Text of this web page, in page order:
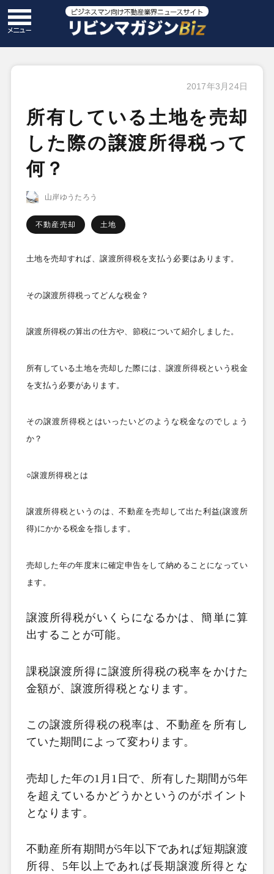
2017年3月24日
所有している土地を売却
した際の譲渡所得税って
何？
山岸ゆうたろう
不動産売却 土地
土地を売却すれば、譲渡所得税を支払う必要はあります。
その譲渡所得税ってどんな税金？
譲渡所得税の算出の仕方や、節税について紹介しました。
所有している土地を売却した際には、譲渡所得税という税金
を支払う必要があります。
その譲渡所得税とはいったいどのような税金なのでしょう
か？
○譲渡所得税とは
譲渡所得税というのは、不動産を売却して出た利益(譲渡所
得)にかかる税金を指します。
売却した年の年度末に確定申告をして納めることになってい
ます。
譲渡所得税がいくらになるかは、簡単に算
出することが可能。
課税譲渡所得に譲渡所得税の税率をかけた
金額が、譲渡所得税となります。
この譲渡所得税の税率は、不動産を所有し
ていた期間によって変わります。
売却した年の1 月1 日で、所有した期間が5年
を超えているかどうかというのがポイント
となります。
不動産所有期間が5年以下であれば短期譲渡
所得、5年以上であれば長期譲渡所得とな